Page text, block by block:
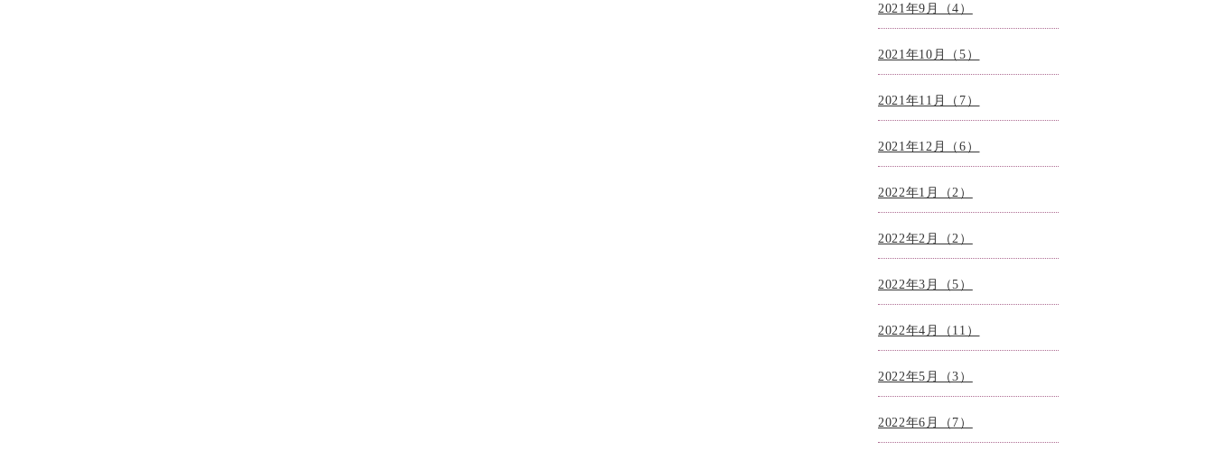
2021年9月（4）
2021年10月（5）
2021年11月（7）
2021年12月（6）
2022年1月（2）
2022年2月（2）
2022年3月（5）
2022年4月（11）
2022年5月（3）
2022年6月（7）